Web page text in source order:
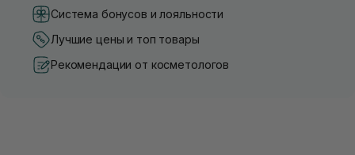
Система бонусов и лояльности
Лучшие цены и топ товары
Рекомендации от косметологов